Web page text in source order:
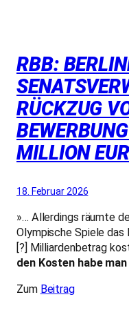
RBB:
RÜCKZUG
MILLION
18. Februar 2026
»… Allerdings räumte
Olympische Spiele
[?] Milliardenbetrag
den Kosten habe
Zum Beitrag